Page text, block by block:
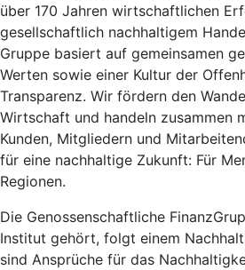
über 170 Jahren wirtschaftlichen
gesellschaftlich nachhaltigem
Gruppe basiert auf gemeinsamen
Werten sowie einer Kultur der
Transparenz. Wir fördern den
Wirtschaft und handeln zusammen
Kunden, Mitgliedern und
für eine nachhaltige Zukunft: Für
Regionen.
Die Genossenschaftliche
Institut gehört, folgt einem
sind Ansprüche für das